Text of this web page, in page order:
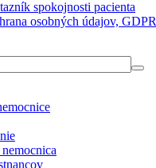
spokojnosti pacienta
osobných údajov, GDPR